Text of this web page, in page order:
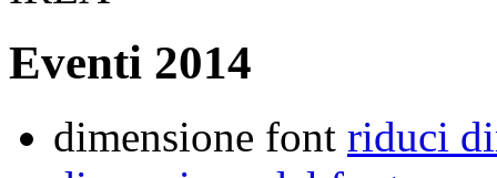
Eventi 2014
dimensione font riduci